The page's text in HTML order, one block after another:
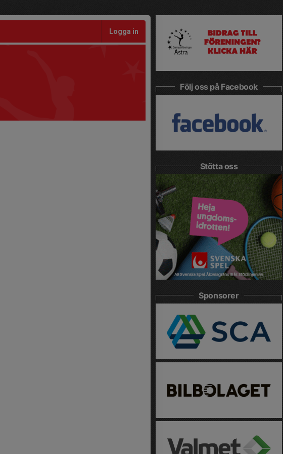
Logga in
Följ oss på Facebook
Stötta oss
Sponsorer